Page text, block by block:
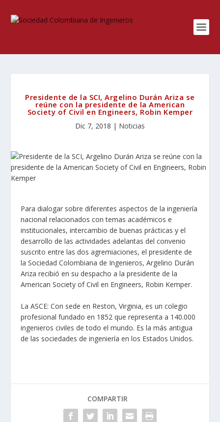
Presidente de la SCI, Argelino Durán Ariza se
reúne con la presidente de la American
Society of Civil en Engineers, Robin Kemper
Dic 7, 2018 | Noticias
Para dialogar sobre diferentes aspectos de la ingeniería
nacional relacionados con temas académicos e
institucionales, intercambio de buenas prácticas y el
desarrollo de las actividades adelantas del convenio
suscrito entre las dos agremiaciones, el presidente de
la Sociedad Colombiana de Ingenieros, Argelino Durán
Ariza recibió en su despacho a la presidente de la
American Society of Civil en Engineers, Robin Kemper.
La ASCE: Con sede en Reston, Virginia, es un colegio
profesional fundado en 1852 que representa a 140.000
ingenieros civiles de todo el mundo. Es la más antigua
de las sociedades de ingeniería en los Estados Unidos.
COMPARTIR